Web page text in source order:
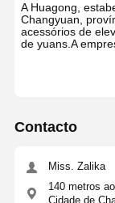
A Huagong,
Changyuan,
acessórios de
de yuans.A
Contacto
Miss. Zalika
140 metros
Cidade de